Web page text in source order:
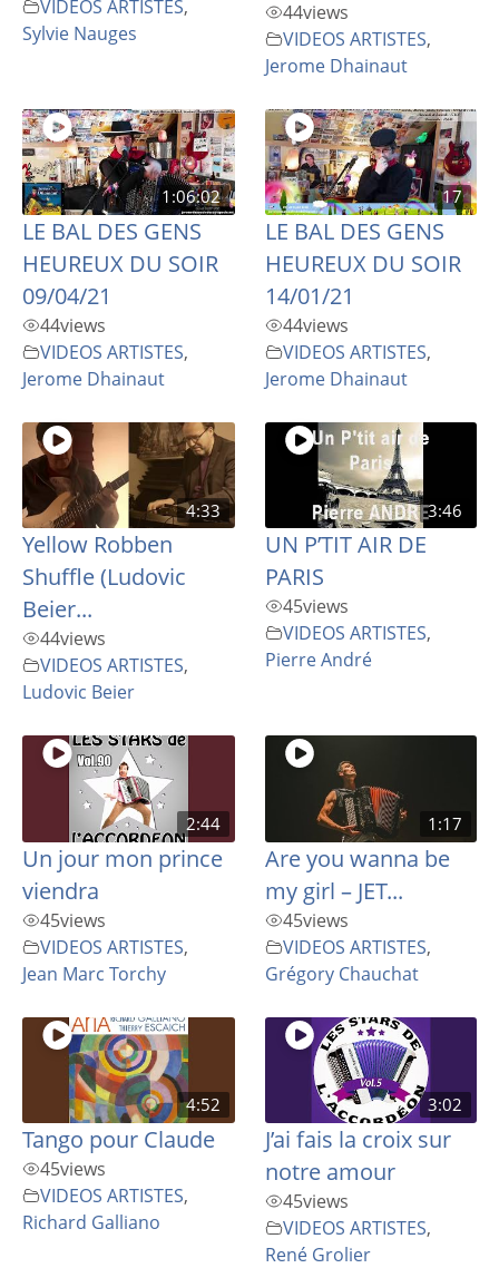
VIDEOS ARTISTES,
Sylvie Nauges
44views
VIDEOS ARTISTES,
Jerome Dhainaut
1:06:02
LE BAL DES GENS
HEUREUX DU SOIR
09/04/21
44views
VIDEOS ARTISTES,
Jerome Dhainaut
17
LE BAL DES GENS
HEUREUX DU SOIR
14/01/21
44views
VIDEOS ARTISTES,
Jerome Dhainaut
4:33
Yellow Robben
Shuffle (Ludovic
Beier...
44views
VIDEOS ARTISTES,
Ludovic Beier
3:46
UN P’TIT AIR DE
PARIS
45views
VIDEOS ARTISTES,
Pierre André
2:44
Un jour mon prince
viendra
45views
VIDEOS ARTISTES,
Jean Marc Torchy
1:17
Are you wanna be
my girl – JET...
45views
VIDEOS ARTISTES,
Grégory Chauchat
4:52
Tango pour Claude
45views
VIDEOS ARTISTES,
Richard Galliano
3:02
J’ai fais la croix sur
notre amour
45views
VIDEOS ARTISTES,
René Grolier